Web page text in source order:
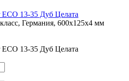
13-35 Дуб Целата
Германия, 600x125x4 мм
13-35 Дуб Целата